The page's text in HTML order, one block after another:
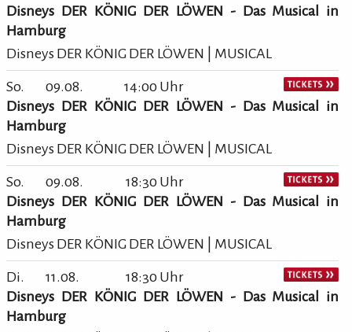
Disneys DER KÖNIG DER LÖWEN - Das Musical in
Hamburg
Disneys DER KÖNIG DER LÖWEN | MUSICAL
So. 09.08.
14:00 Uhr
Disneys DER KÖNIG DER LÖWEN - Das Musical in
Hamburg
Disneys DER KÖNIG DER LÖWEN | MUSICAL
So. 09.08.
18:30 Uhr
Disneys DER KÖNIG DER LÖWEN - Das Musical in
Hamburg
Disneys DER KÖNIG DER LÖWEN | MUSICAL
Di. 11.08.
18:30 Uhr
Disneys DER KÖNIG DER LÖWEN - Das Musical in
Hamburg